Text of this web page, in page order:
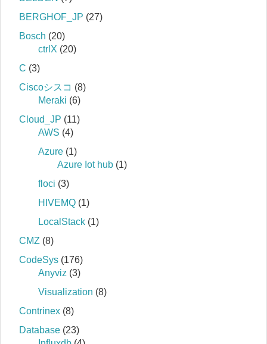
BERGHOF_JP (27)
Bosch (20)
ctrlX (20)
C (3)
Ciscoシスコ (8)
Meraki (6)
Cloud_JP (11)
AWS (4)
Azure (1)
Azure Iot hub (1)
floci (3)
HIVEMQ (1)
LocalStack (1)
CMZ (8)
CodeSys (176)
Anyviz (3)
Visualization (8)
Contrinex (8)
Database (23)